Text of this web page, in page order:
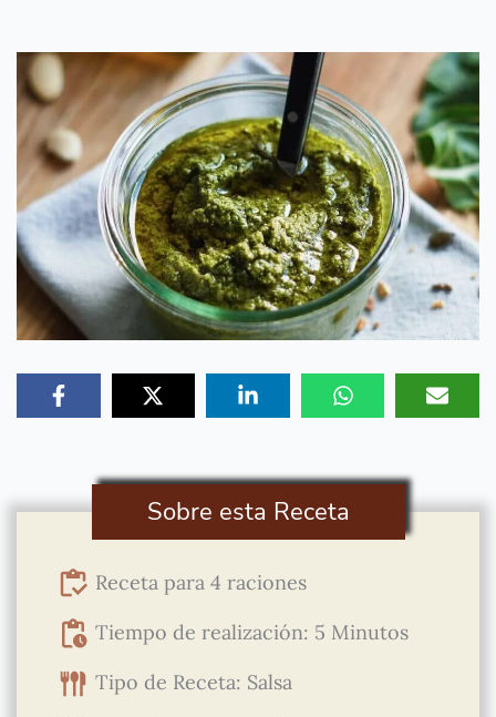
Sobre esta Receta
Receta para 4 raciones
Tiempo de realización: 5 Minutos
Tipo de Receta: Salsa